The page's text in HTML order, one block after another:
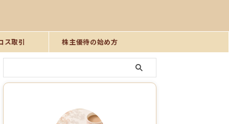
ス取引 株主優待の始め方